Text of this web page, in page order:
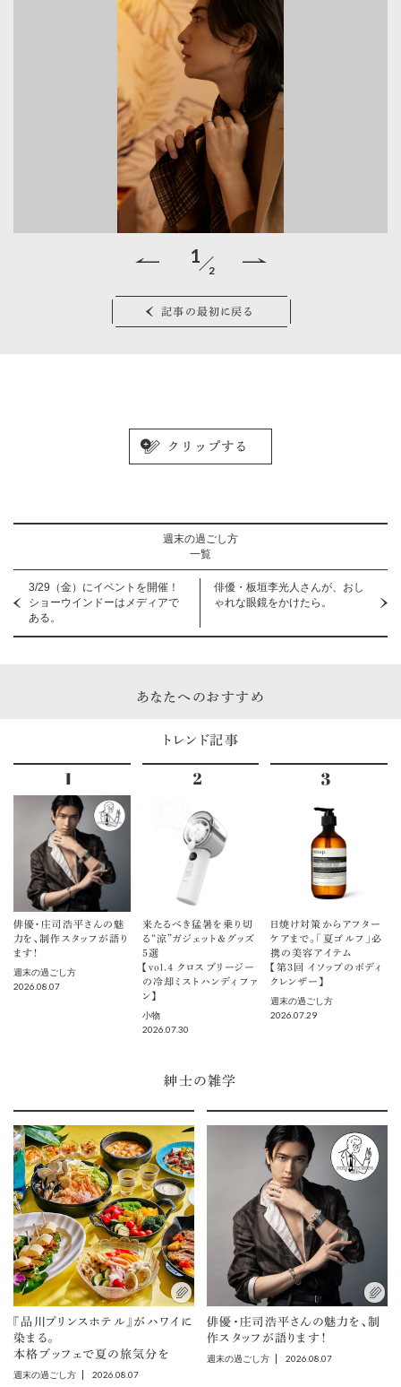
記事の最初に戻る
1
2
週末の過ごし方
一覧
3/29（金）にイベントを開催！
ショーウインドーはメディアで
ある。
俳優・板垣李光人さんが、おし
ゃれな眼鏡をかけたら。
あなたへのおすすめ
トレンド記事
俳優・庄司浩平さんの魅
力を、制作スタッフが語り
ます！
週末の過ごし方
2026.08.07
来たるべき猛暑を乗り切
る“涼”ガジェット＆グッズ
5選
【vol.４ クロスブリージー
の冷却ミストハンディファ
ン】
小物
2026.07.30
日焼け対策からアフター
ケアまで。「夏ゴルフ」必
携の美容アイテム
【第3回 イソップのボディ
クレンザー】
週末の過ごし方
2026.07.29
紳士の雑学
『品川プリンスホテル』がハワイに
染まる。
本格ブッフェで夏の旅気分を
週末の過ごし方 2026.08.07
俳優・庄司浩平さんの魅力を、制
作スタッフが語ります！
週末の過ごし方 2026.08.07